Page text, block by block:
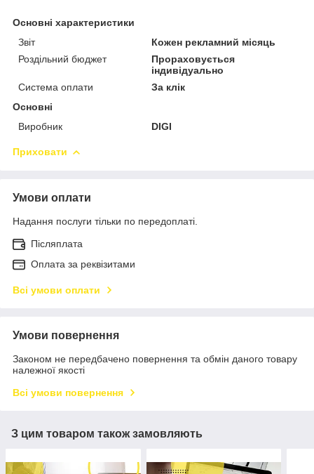
Основні характеристики
Звіт
Кожен рекламний місяць
Роздільний бюджет
Прораховується
індивідуально
Система оплати
За клік
Основні
Виробник
DIGI
Приховати
Умови оплати
Надання послуги тільки по передоплаті.
Післяплата
Оплата за реквізитами
Всі умови оплати
Умови повернення
Законом не передбачено повернення та обмін даного товару
належної якості
Всі умови повернення
З цим товаром також замовляють